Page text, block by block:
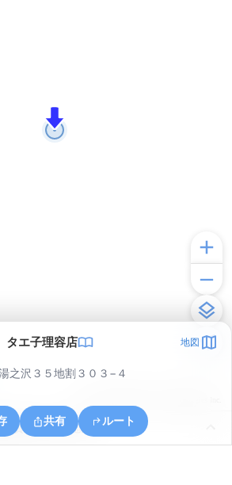
タエ子理容店 地図
之沢３５地割３０３−４
共有 ルート
和賀町川尻４０地割